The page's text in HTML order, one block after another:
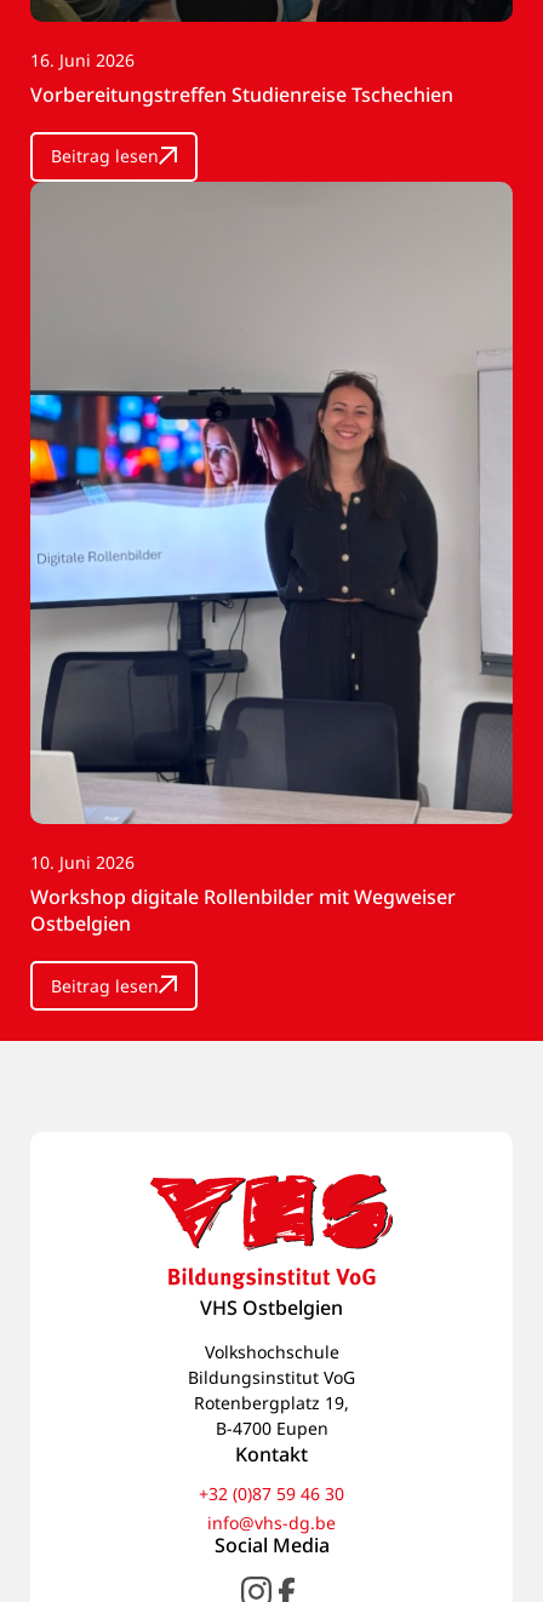
16. Juni 2026
Vorbereitungstreffen Studienreise Tschechien
Beitrag lesen
10. Juni 2026
Workshop digitale Rollenbilder mit Wegweiser
Ostbelgien
Beitrag lesen
VHS Ostbelgien
Volkshochschule
Bildungsinstitut VoG
Rotenbergplatz 19,
B-4700 Eupen
Kontakt
+32 (0)87 59 46 30
info@vhs-dg.be
Social Media